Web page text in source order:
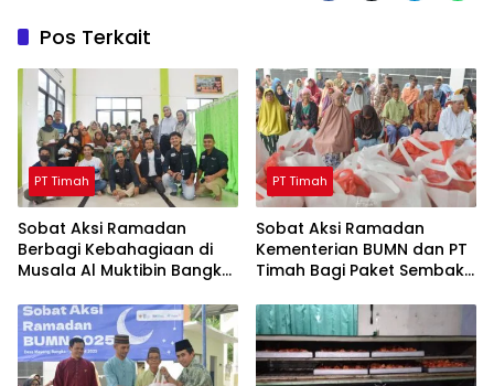
Pos Terkait
PT Timah
Sobat Aksi Ramadan
Berbagi Kebahagiaan di
Musala Al Muktibin Bangka
dan Piatu
PT Timah
Sobat Aksi Ramadan
Kementerian BUMN dan PT
Timah Bagi Paket Sembako
Barat